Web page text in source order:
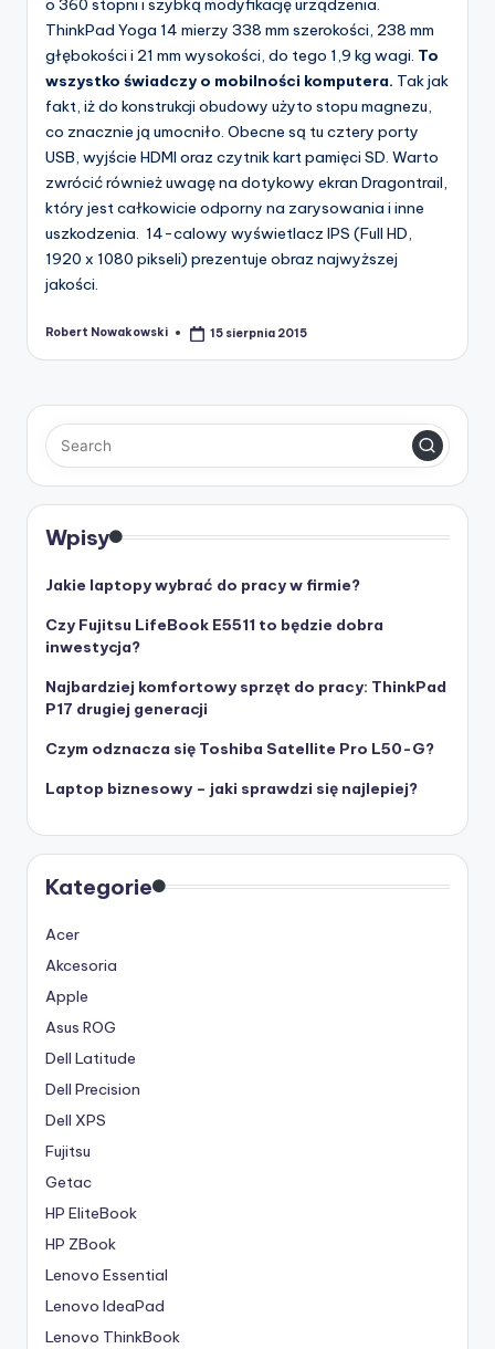
o 360 stopni i szybką modyfikację urządzenia.
ThinkPad Yoga 14 mierzy 338 mm szerokości, 238 mm
głębokości i 21 mm wysokości, do tego 1,9 kg wagi. To
wszystko świadczy o mobilności komputera. Tak jak
fakt, iż do konstrukcji obudowy użyto stopu magnezu,
co znacznie ją umocniło. Obecne są tu cztery porty
USB, wyjście HDMI oraz czytnik kart pamięci SD. Warto
zwrócić również uwagę na dotykowy ekran Dragontrail,
który jest całkowicie odporny na zarysowania i inne
uszkodzenia. 14-calowy wyświetlacz IPS (Full HD,
1920 x 1080 pikseli) prezentuje obraz najwyższej
jakości.
Posted
Robert Nowakowski 15 sierpnia 2015
Wpisy
Jakie laptopy wybrać do pracy w firmie?
Czy Fujitsu LifeBook E5511 to będzie dobra
inwestycja?
Najbardziej komfortowy sprzęt do pracy: ThinkPad
P17 drugiej generacji
Czym odznacza się Toshiba Satellite Pro L50-G?
Laptop biznesowy – jaki sprawdzi się najlepiej?
Kategorie
Acer
Akcesoria
Apple
Asus ROG
Dell Latitude
Dell Precision
Dell XPS
Fujitsu
Getac
HP EliteBook
HP ZBook
Lenovo Essential
Lenovo IdeaPad
Lenovo ThinkBook